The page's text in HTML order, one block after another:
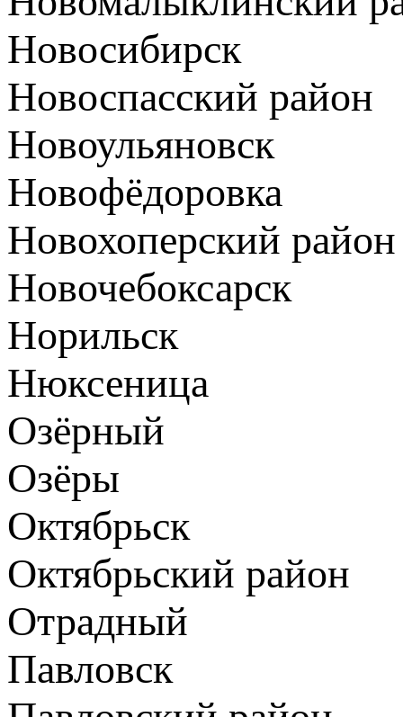
Новосибирск
Новоспасский район
Новоульяновск
Новофёдоровка
Новохоперский район
Новочебоксарск
Норильск
Нюксеница
Озёрный
Озёры
Октябрьск
Октябрьский район
Отрадный
Павловск